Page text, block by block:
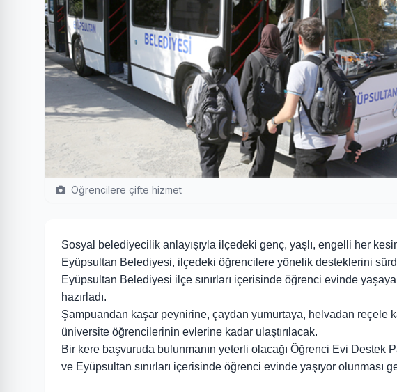
Öğrencilere çifte hizmet
Sosyal belediyecilik anlayışıyla ilçedeki genç, yaşlı, engelli her
Eyüpsultan Belediyesi, ilçedeki öğrencilere yönelik desteklerini
Eyüpsultan Belediyesi ilçe sınırları içerisinde öğrenci evinde
hazırladı.
Şampuandan kaşar peynirine, çaydan yumurtaya, helvadan reçele
üniversite öğrencilerinin evlerine kadar ulaştırılacak.
Bir kere başvuruda bulunmanın yeterli olacağı Öğrenci Evi Destek
ve Eyüpsultan sınırları içerisinde öğrenci evinde yaşıyor olunması